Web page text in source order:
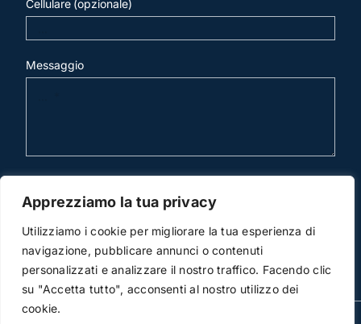
Apprezziamo la tua privacy
Utilizziamo i cookie per migliorare la tua esperienza di
navigazione, pubblicare annunci o contenuti
personalizzati e analizzare il nostro traffico. Facendo clic
su "Accetta tutto", acconsenti al nostro utilizzo dei
cookie.
Cellulare (opzionale)
Messaggio
invia mail